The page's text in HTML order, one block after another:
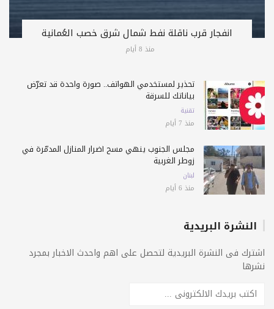
انفجار قرب ناقلة نفط شمال شرق خصب العُمانية
منذ 8 أيام
تحذير لمستخدمي الهواتف.. صورة واحدة قد تعرّض
بياناتك للسرقة
تقنية
منذ 7 أيام
مجلس الجنوب ينهي مسح أضرار المنازل المدمّرة في
زوطر الغربية
لبنان
منذ 6 أيام
النشرة البريدية
اشترك فى النشرة البريدية لتحصل على اهم واحدث الاخبار بمجرد
نشرها